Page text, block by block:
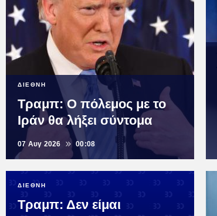
ΔΙΕΘΝΗ
Τραμπ: Ο πόλεμος με το
Ιράν θα λήξει σύντομα
07 Αυγ 2026 00:08
ΔΙΕΘΝΗ
Τραμπ: Δεν είμαι